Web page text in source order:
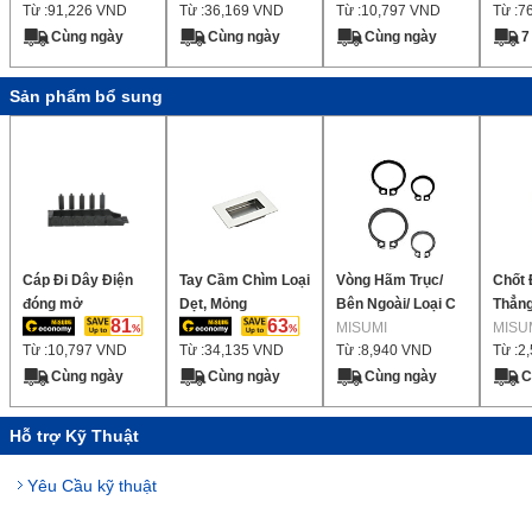
bên trong 40mm
(Có thể gắn phạm
Từ :91,226 VND
Cùng ngày
trong 30~50mm
(Có thể gắn bộ
Từ :36,169 VND
Cùng ngày
Từ :10,797 VND
Cùng ngày
Từ :
Sản phẩm bổ sung
Cáp Đi Dây Điện
đóng mở
81
Từ :10,797 VND
Cùng ngày
Tay Cầm Chìm Loại
Dẹt, Mỏng
63
Từ :34,135 VND
Cùng ngày
Vòng Hãm Trục/
Bên Ngoài/ Loại C
MISUMI
Từ :8,940 VND
Cùng ngày
Chốt
Từ :
Hỗ trợ Kỹ Thuật
Yêu Cầu kỹ thuật